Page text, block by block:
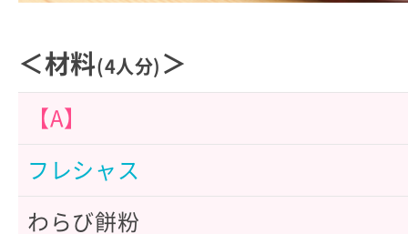
＜材料(4人分) ＞
【A】
フレシャス
わらび餅粉